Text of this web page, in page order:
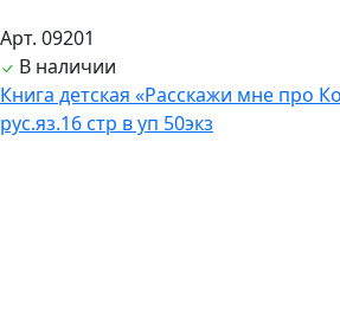
Арт. 09201
В наличии
Книга детская «Расскажи мне про
рус.яз.16 стр в уп 50экз